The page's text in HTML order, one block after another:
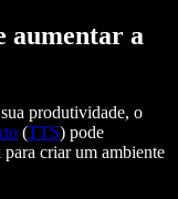
aumentar a
produtividade, o
(TTS) pode
criar um ambiente